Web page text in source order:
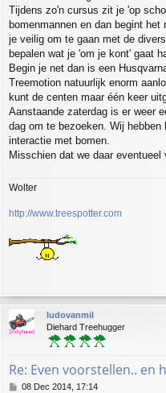
Tijdens zo'n cursus zit je 'op
bomenmannen en dan begint
je veilig om te gaan met de
bepalen wat je 'om je kont' gaat
Begin je net dan is een
Treemotion natuurlijk enorm
kunt de centen maar één keer
Aanstaande zaterdag is er weer
dag om te bezoeken. Wij
interactie met bomen.
Misschien dat we daar eventueel
Wolter
http://www.treespotter.com
ludovanmil
Diehard Treehugger
Re: Even voorstellen.. en
P08 Dec 2014, 17:14